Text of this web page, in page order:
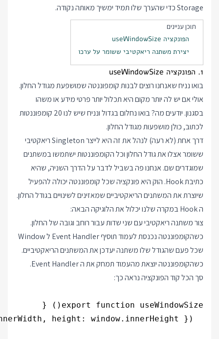
Storage כדי שהערך שלו תמיד ימשיך מאותה נקודה.
תוכן עניינים
הפונקציה useWindowSize
יצירת משתנה ריאקטיבי ששומר על ערכו
1. הפונקציה useWindowSize
בואו נניח שאנחנו רוצים לבנות קומפוננטה שמושפעת מגודל החלון.
אולי אם יש לה יותר מקום היא תכלול יותר פרטי מידע או משהו
בסגנון. יודעים מה? בואו נחלום בגדול ונניח שיש לנו 20 קומפוננטות
לכתוב, כולן מושפעות מגודל החלון.
דרך אחת (לא רעה) לנהל את זה היא לייצר Singleton ריאקטיבי
ששומר אצלו את גודל החלון וכל הקומפוננטות ישתמשו במשתנים
שמוגדרים שם. אנחנו פה בשביל לדבר על הדרך השניה, שהיא
כתיבת Hook. הוק היא פונקציה שכל קומפוננטה יכולה להפעיל
שיוצרת את המשתנים הריאקטיביים שמאזינים לשינויים בגודל החלון.
ה Hook במקרה שלנו יכלול את הלוגיקה הבאה:
צור משתנה ריאקטיבי עם שני שדות עבור רוחב וגובה של החלון.
כשהקומפוננטה נכנסת לעמוד תוסיף Event Handler ל Window
שכל פעם שהגודל שלו משתנה יעדכן את המשתנים הריאקטיביים.
כשהקומפוננטה יוצאת מהעמוד תמחק את ה Event Handler.
סך הכל קוד הפונקציה נראה כך: